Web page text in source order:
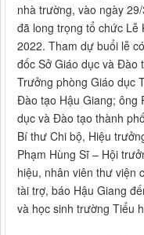
nhà trường, vào ngày
đã long trọng tổ chức Lễ
2022. Tham dự buổi lễ
đốc Sở Giáo dục và Đào
Trưởng phòng Giáo dục
Đào tạo Hậu Giang; ông
dục và Đào tạo thành
Bí thư Chi bộ, Hiệu
Phạm Hùng Sĩ – Hội
hiệu, nhân viên thư viện
tài trợ, báo Hậu Giang
và học sinh trường Tiểu